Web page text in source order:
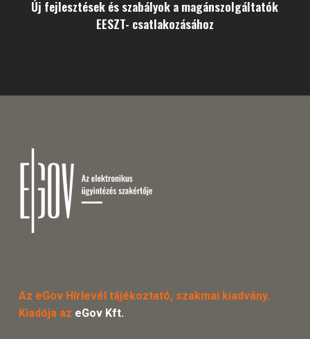
Új fejlesztések és szabályok a magánszolgáltatók
EESZT- csatlakozásához
Az eGov Hírlevél tájékoztató, szakmai kiadvány.
Kiadója az eGov Kft.